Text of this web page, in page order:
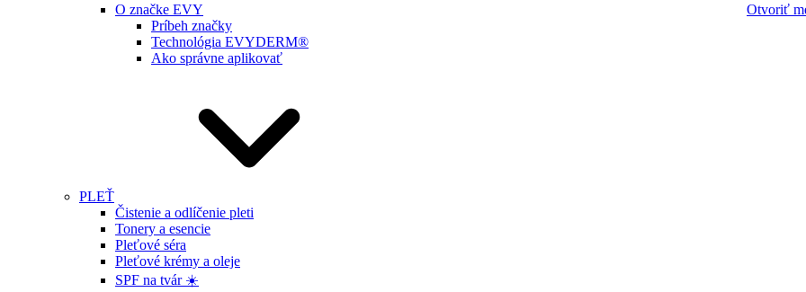
O značke EVY
Otvoriť
Príbeh značky
Technológia EVYDERM®
Ako správne aplikovať
PLEŤ
Čistenie a odlíčenie pleti
Tonery a esencie
Pleťové séra
Pleťové krémy a oleje
SPF na tvár ☀️